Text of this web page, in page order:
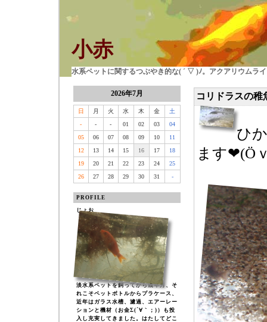
小赤
水系ペットに関するつぶやき的な( ´ ▽ )ﾉ。アクアリウムラ
2026年7月
日 月 火 水 木 金
土
-
- - 01 02 03
04
05
06 07 08 09 10
11
12
13 14 15 16 17
18
19
20 21 22 23 24
25
26
27 28 29 30 31 -
PROFILE
じょお
淡水系ペットを飼ってから幾年月、そ
れこそペットボトルからプラケース、
近年はガラス水槽、濾過、エアーレー
ションと機材（お金Σ(´∀｀；)）も投
入し充実してきました。はたしてどこ
コリドラスの稚
ひ
ます❤(Ӧ